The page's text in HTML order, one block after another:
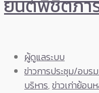
ยนต์พิชิตภา
ผู้ดูแลระบบ
ข่าวการประชุม/อบ
บริหาร,ข่าวเก่าย้อ